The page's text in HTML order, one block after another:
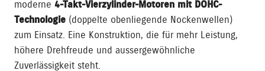
moderne 4-Takt-Vierzylinder-Motoren mit DOHC-
Technologie (doppelte obenliegende Nockenwellen)
zum Einsatz. Eine Konstruktion, die für mehr Leistung,
höhere Drehfreude und aussergewöhnliche
Zuverlässigkeit steht.